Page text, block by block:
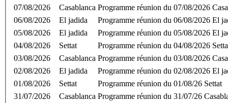
07/08/2026
Casablanca Programme réunion du 07/08/2026
06/08/2026
El jadida
Programme réunion du 06/08/2026 El
05/08/2026
El jadida
Programme réunion du 05/08/2026 El
04/08/2026
Settat
Programme réunion du 04/08/2026
03/08/2026
Casablanca Programme réunion du 03/08/2026
02/08/2026
El jadida
Programme réunion du 02/08/2026 El
01/08/2026
Settat
Programme réunion du 01/08/26 Settat
31/07/2026
Casablanca Programme réunion du 31/07/26